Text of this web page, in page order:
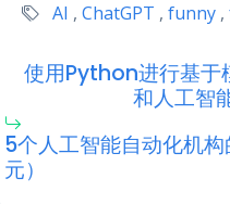
AI , ChatGPT , funny ,
使用Python进行基于
和人工智
5个人工智能自动化机
元）